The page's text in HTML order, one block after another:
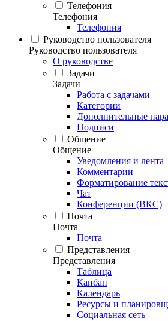
Телефония
Телефония
Телефония
Руководство пользователя
Руководство пользователя
О руководстве
Задачи
Задачи
Работа с задачами
Категории
Дополнительные
Подписи
Общение
Общение
Уведомления и лента
Комментарии
Форматирование
Чат
Конференции (ВКС)
Почта
Почта
Почта
Представления
Представления
Таблица
Канбан
Календарь
Ресурсы и
Социальная сеть